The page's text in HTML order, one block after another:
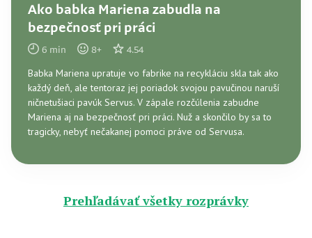
Ako babka Mariena zabudla na
bezpečnosť pri práci
6 min 8+ 4.54
Babka Mariena upratuje vo fabrike na recykláciu skla tak ako
každý deň, ale tentoraz jej poriadok svojou pavučinou naruší
ničnetušiaci pavúk Servus. V zápale rozčúlenia zabudne
Mariena aj na bezpečnosť pri práci. Nuž a skončilo by sa to
tragicky, nebyť nečakanej pomoci práve od Servusa.
Prehľadávať všetky rozprávky